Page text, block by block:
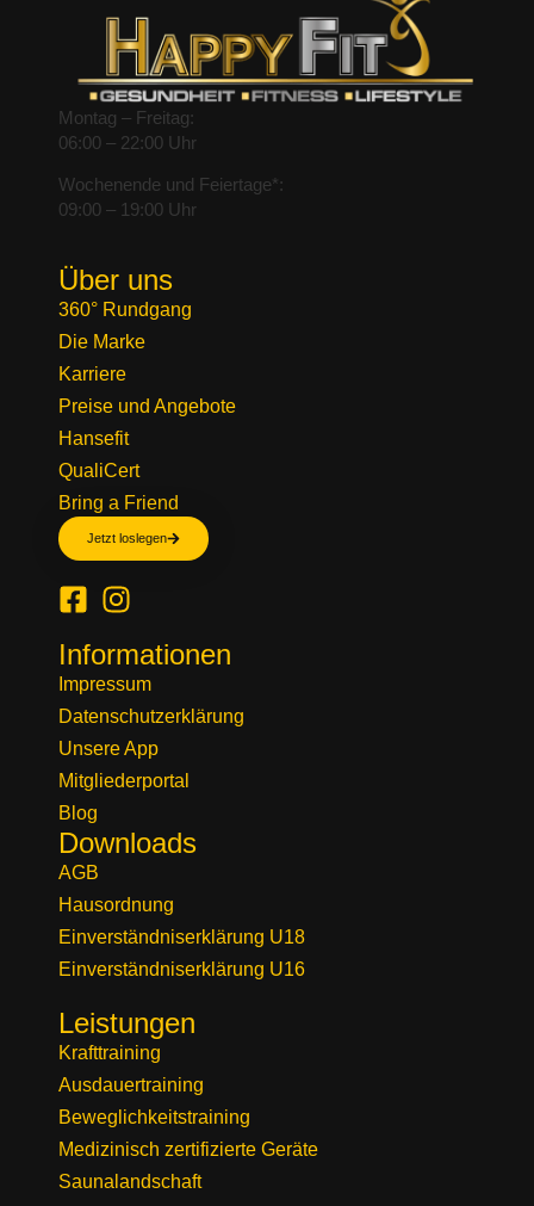
Montag – Freitag:
06:00 – 22:00 Uhr
Wochenende und Feiertage*:
09:00 – 19:00 Uhr
Über uns
360° Rundgang
Die Marke
Karriere
Preise und Angebote
Hansefit
QualiCert
Bring a Friend
Jetzt loslegen
Informationen
Impressum
Datenschutzerklärung
Unsere App
Mitgliederportal
Blog
Downloads
AGB
Hausordnung
Einverständniserklärung U18
Einverständniserklärung U16
Leistungen
Krafttraining
Ausdauertraining
Beweglichkeitstraining
Medizinisch zertifizierte Geräte
Saunalandschaft